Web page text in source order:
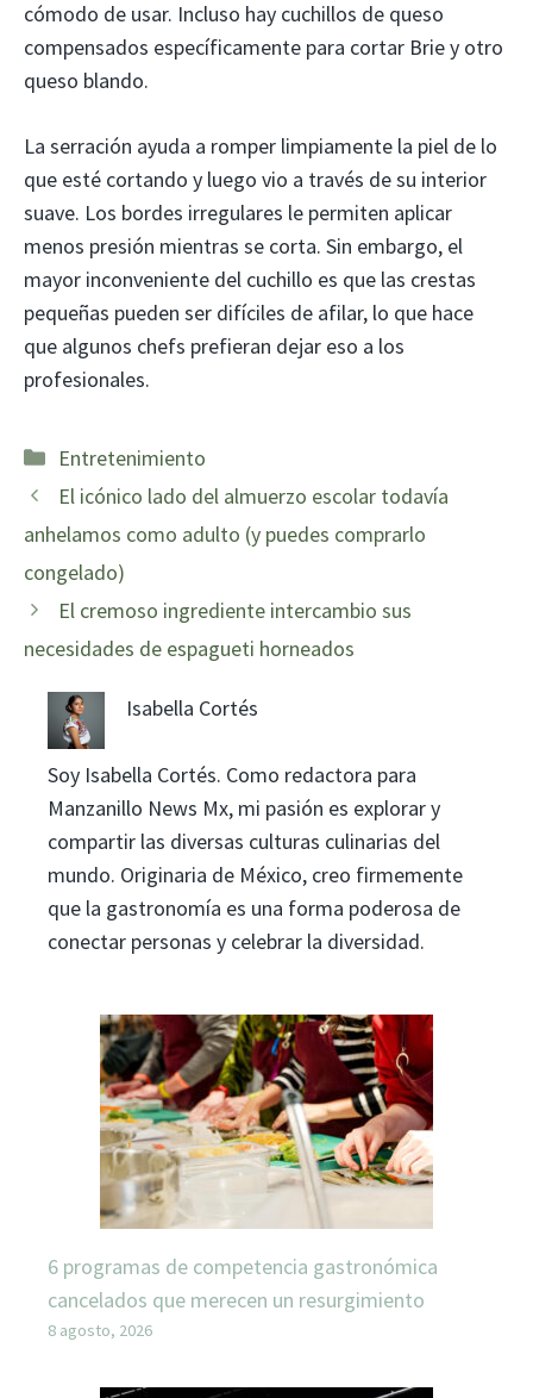
cómodo de usar. Incluso hay cuchillos de queso
compensados ​​específicamente para cortar Brie y otro
queso blando.
La serración ayuda a romper limpiamente la piel de lo
que esté cortando y luego vio a través de su interior
suave. Los bordes irregulares le permiten aplicar
menos presión mientras se corta. Sin embargo, el
mayor inconveniente del cuchillo es que las crestas
pequeñas pueden ser difíciles de afilar, lo que hace
que algunos chefs prefieran dejar eso a los
profesionales.
Categorías
Entretenimiento
El icónico lado del almuerzo escolar todavía
anhelamos como adulto (y puedes comprarlo
congelado)
El cremoso ingrediente intercambio sus
necesidades de espagueti horneados
Isabella Cortés
Soy Isabella Cortés. Como redactora para
Manzanillo News Mx, mi pasión es explorar y
compartir las diversas culturas culinarias del
mundo. Originaria de México, creo firmemente
que la gastronomía es una forma poderosa de
conectar personas y celebrar la diversidad.
6 programas de competencia gastronómica
cancelados que merecen un resurgimiento
8 agosto, 2026